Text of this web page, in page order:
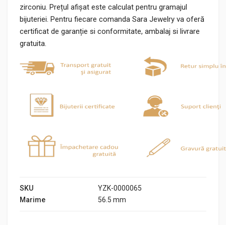
zirconiu. Prețul afișat este calculat pentru gramajul
bijuteriei. Pentru fiecare comanda Sara Jewelry va oferă
certificat de garanție si conformitate, ambalaj si livrare
gratuita.
SKU
YZK-0000065
Marime
56.5 mm